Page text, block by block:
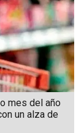
mes del año
un alza de